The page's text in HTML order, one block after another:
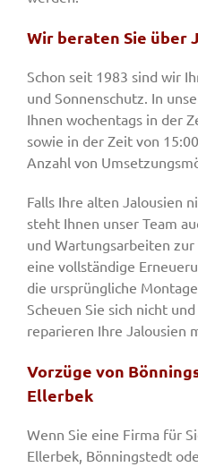
Wir beraten Sie über
Schon seit 1983 sind wir
und Sonnenschutz. In
Ihnen wochentags in der
sowie in der Zeit von
Anzahl von
Falls Ihre alten Jalousien
steht Ihnen unser Team
und Wartungsarbeiten
eine vollständige
die ursprüngliche
Scheuen Sie sich nicht
reparieren Ihre Jalousien
Vorzüge von
Ellerbek
Wenn Sie eine Firma für
Ellerbek, Bönningstedt